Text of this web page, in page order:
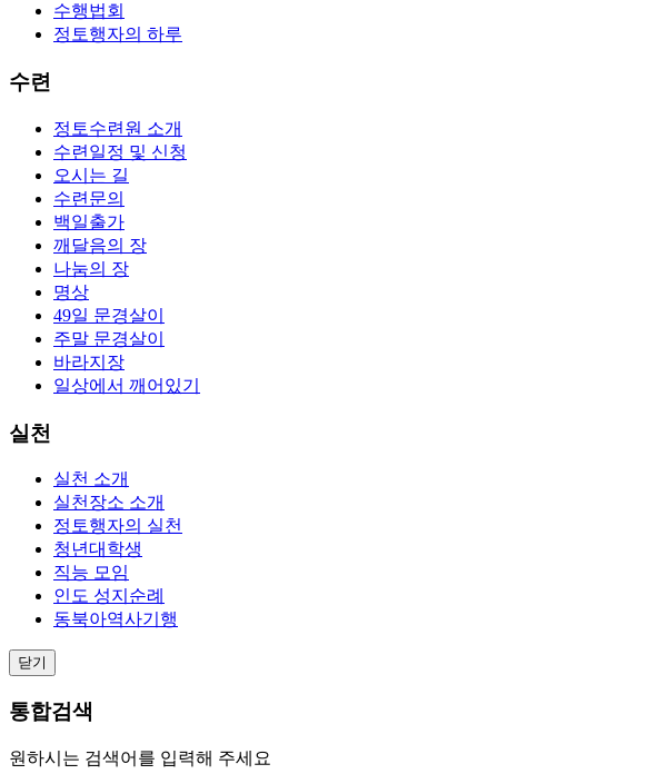
수행법회
정토행자의 하루
수련
정토수련원 소개
수련일정 및 신청
오시는 길
수련문의
백일출가
깨달음의 장
나눔의 장
명상
49일 문경살이
주말 문경살이
바라지장
일상에서 깨어있기
실천
실천 소개
실천장소 소개
정토행자의 실천
청년대학생
직능 모임
인도 성지순례
동북아역사기행
닫기
통합검색
원하시는 검색어를 입력해 주세요